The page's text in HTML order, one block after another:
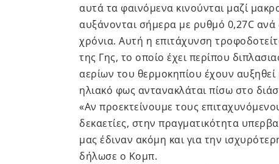
αυτά τα φαινόμενα κινούνται μαζί
αυξάνονται σήμερα με ρυθμό 0,27C ανά
χρόνια. Αυτή η επιτάχυνση
της Γης, το οποίο έχει περίπου
αερίων του θερμοκηπίου έχουν
ηλιακό φως αντανακλάται πίσω στο
«Αν προεκτείνουμε τους
δεκαετίες, στην πραγματικότητα
μας έδιναν ακόμη και για την
δήλωσε ο Κομπ.